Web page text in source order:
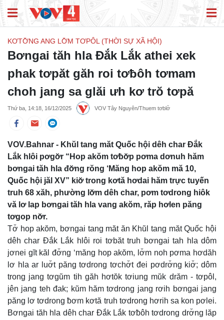
KƠTƠ̆NG ANG LƠ̆M TƠPÔL (THỜI SỰ XÃ HỘI)
Bơngai tăh hla Đắk Lắk athei xek
phak tơpăt găh roi tơƀôh tơmam
choh jang sa glăi ưh kơ trŏ tơpă
Thứ ba, 14:18, 16/12/2025 VOV Tây Nguyên/Thuem tơblơ̆
VOV.Bahnar - Khŭl tang măt Quốc hội dêh char Đắk
Lắk hlôi pơgơ̆r “Hop akŏm tơƀơ̆p pơma dơnuh hăm
bơngai tăh hla đơ̆ng rŏng ‘Măng hop akŏm mă 10,
Quốc hội jăl XV” kiơ̆ trong kơtă hơdai hăm trực tuyến
truh 68 xăh, phường lơ̆m dêh char, pơm tơdrong hiôk
vă lơ lap bơngai tăh hla vang akŏm, răp hơlen păng
tơgop nơ̆r.
Tơ̆ hop akŏm, bơngai tang măt ăn Khŭl tang măt Quốc hội
dêh char Đắk Lắk hlôi roi tơbăt truh bơngai tah hla dôm
jơnei gĭt kăl đơ̆ng ‘măng hop akŏm, lơ̆m noh pơma hơdăh
lơ hla ar luơ̆t păng tơdrong tơchơ̆t đei pơdrơ̆ng kiơ̆; dôm
trong jang tơgŭm tih găh hơtŏk tơiung mŭk drăm - tơpôl,
jên jang teh đak; kŭm hăm tơdrong jang rơih bơngai jang
păng lơ tơdrong ƀơm kơtă truh tơdrong hơrih sa kon pơlei.
Bơngai tăh hla dêh char Đắk Lắk tơƀôh tơdrong drơ̆ng lăp